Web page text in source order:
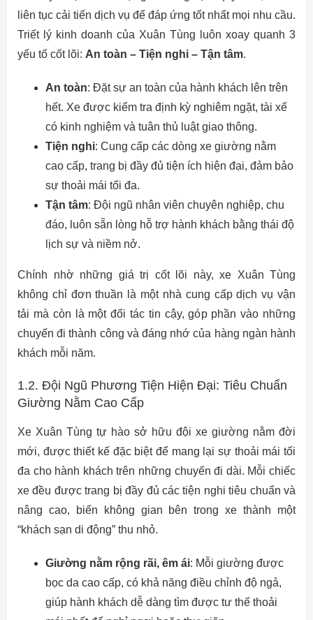
liên tục cải tiến dịch vụ để đáp ứng tốt nhất mọi nhu cầu.
Triết lý kinh doanh của Xuân Tùng luôn xoay quanh 3
yếu tố cốt lõi: An toàn – Tiện nghi – Tận tâm.
An toàn: Đặt sự an toàn của hành khách lên trên
hết. Xe được kiểm tra định kỳ nghiêm ngặt, tài xế
có kinh nghiệm và tuân thủ luật giao thông.
Tiện nghi: Cung cấp các dòng xe giường nằm
cao cấp, trang bị đầy đủ tiện ích hiện đại, đảm bảo
sự thoải mái tối đa.
Tận tâm: Đội ngũ nhân viên chuyên nghiệp, chu
đáo, luôn sẵn lòng hỗ trợ hành khách bằng thái độ
lịch sự và niềm nở.
Chính nhờ những giá trị cốt lõi này, xe Xuân Tùng
không chỉ đơn thuần là một nhà cung cấp dịch vụ vận
tải mà còn là một đối tác tin cậy, góp phần vào những
chuyến đi thành công và đáng nhớ của hàng ngàn hành
khách mỗi năm.
1.2. Đội Ngũ Phương Tiện Hiện Đại: Tiêu Chuẩn
Giường Nằm Cao Cấp
Xe Xuân Tùng tự hào sở hữu đội xe giường nằm đời
mới, được thiết kế đặc biệt để mang lại sự thoải mái tối
đa cho hành khách trên những chuyến đi dài. Mỗi chiếc
xe đều được trang bị đầy đủ các tiện nghi tiêu chuẩn và
nâng cao, biến không gian bên trong xe thành một
“khách sạn di động” thu nhỏ.
Giường nằm rộng rãi, êm ái: Mỗi giường được
bọc da cao cấp, có khả năng điều chỉnh độ ngả,
giúp hành khách dễ dàng tìm được tư thế thoải